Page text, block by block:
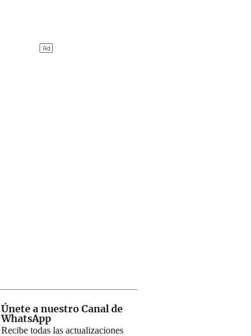
Únete a nuestro Canal de
WhatsApp
Recibe todas las actualizaciones